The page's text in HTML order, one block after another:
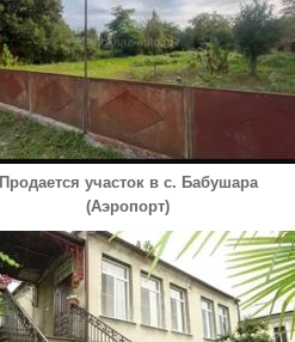
Продается участок в с. Бабушара
(Аэропорт)